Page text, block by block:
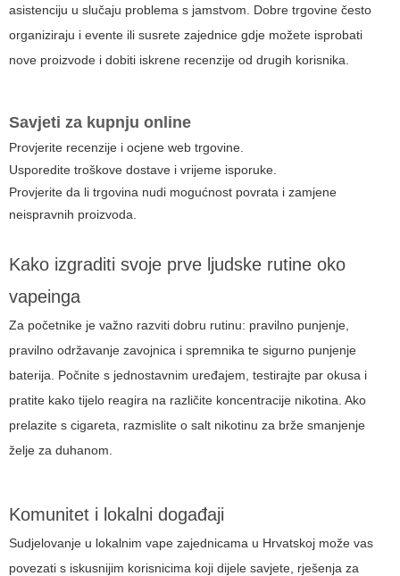
asistenciju u slučaju problema s jamstvom. Dobre trgovine često
organiziraju i evente ili susrete zajednice gdje možete isprobati
nove proizvode i dobiti iskrene recenzije od drugih korisnika.
Savjeti za kupnju online
Provjerite recenzije i ocjene web trgovine.
Usporedite troškove dostave i vrijeme isporuke.
Provjerite da li trgovina nudi mogućnost povrata i zamjene
neispravnih proizvoda.
Kako izgraditi svoje prve ljudske rutine oko
vapeinga
Za početnike je važno razviti dobru rutinu: pravilno punjenje,
pravilno održavanje zavojnica i spremnika te sigurno punjenje
baterija. Počnite s jednostavnim uređajem, testirajte par okusa i
pratite kako tijelo reagira na različite koncentracije nikotina. Ako
prelazite s cigareta, razmislite o salt nikotinu za brže smanjenje
želje za duhanom.
Komunitet i lokalni događaji
Sudjelovanje u lokalnim vape zajednicama u Hrvatskoj može vas
povezati s iskusnijim korisnicima koji dijele savjete, rješenja za